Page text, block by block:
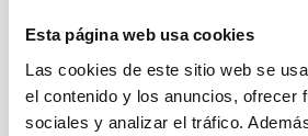
Esta página web usa cookies
Las cookies de este sitio web se
el contenido y los anuncios, ofrecer
sociales y analizar el tráfico.
Sistema